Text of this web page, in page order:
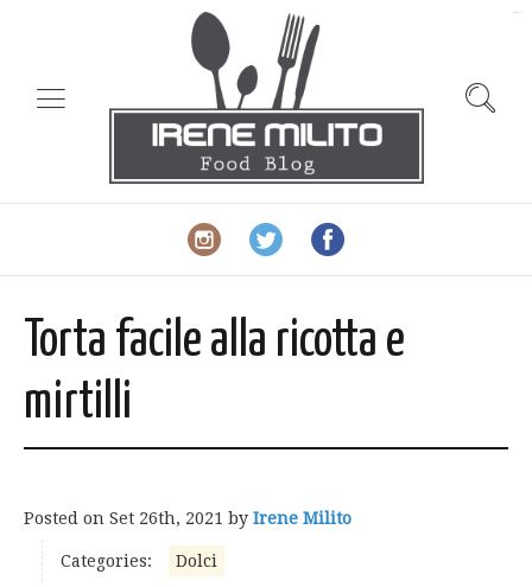
Torta facile alla ricotta e
mirtilli
Posted on Set 26th, 2021 by Irene Milito
Categories: Dolci